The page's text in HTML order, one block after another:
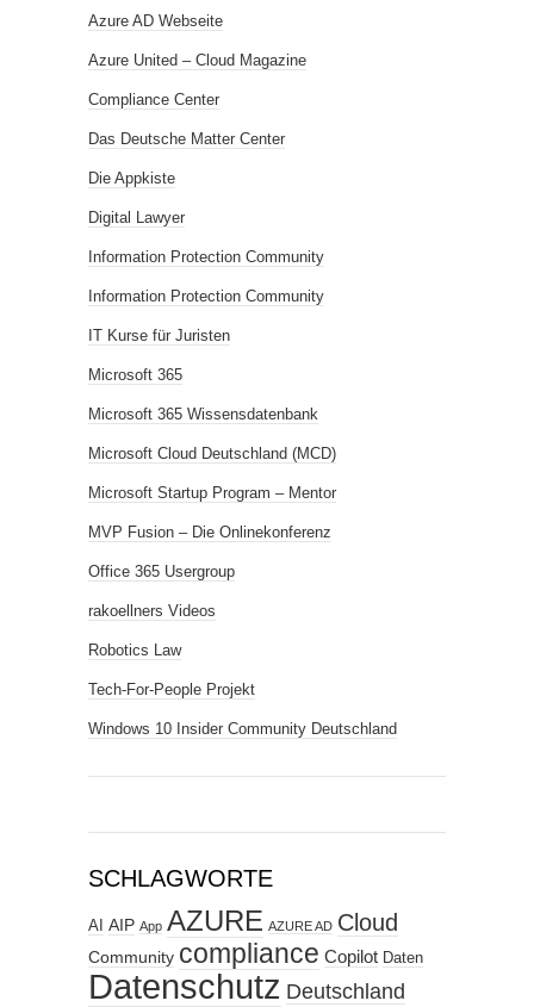
Azure AD Webseite
Azure United – Cloud Magazine
Compliance Center
Das Deutsche Matter Center
Die Appkiste
Digital Lawyer
Information Protection Community
Information Protection Community
IT Kurse für Juristen
Microsoft 365
Microsoft 365 Wissensdatenbank
Microsoft Cloud Deutschland (MCD)
Microsoft Startup Program – Mentor
MVP Fusion – Die Onlinekonferenz
Office 365 Usergroup
rakoellners Videos
Robotics Law
Tech-For-People Projekt
Windows 10 Insider Community Deutschland
SCHLAGWORTE
AI AIP App AZURE AZURE AD Cloud
Community compliance Copilot Daten
Datenschutz Deutschland